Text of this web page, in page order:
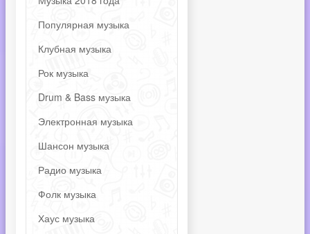
Популярная музыка
Клубная музыка
Рок музыка
Drum & Bass музыка
Электронная музыка
Шансон музыка
Радио музыка
Фолк музыка
Хаус музыка